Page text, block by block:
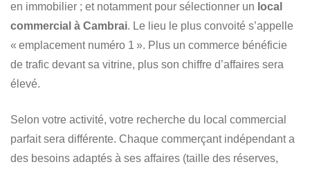
en immobilier ; et notamment pour sélectionner un local
commercial à Cambrai. Le lieu le plus convoité s’appelle
« emplacement numéro 1 ». Plus un commerce bénéficie
de trafic devant sa vitrine, plus son chiffre d’affaires sera
élevé.
Selon votre activité, votre recherche du local commercial
parfait sera différente. Chaque commerçant indépendant a
des besoins adaptés à ses affaires (taille des réserves,